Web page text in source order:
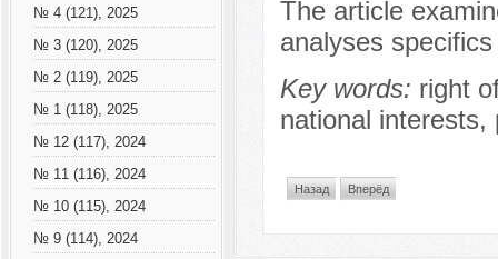
№ 4 (121), 2025
№ 3 (120), 2025
№ 2 (119), 2025
№ 1 (118), 2025
№ 12 (117), 2024
№ 11 (116), 2024
№ 10 (115), 2024
№ 9 (114), 2024
The article
analyses
Key words: right
national interests,
Назад Вперёд